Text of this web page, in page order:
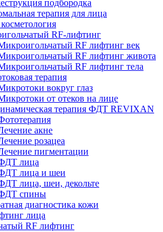
подбородка
терапия для лица
RF-лифтинг
RF лифтинг век
RF лифтинг живота
RF лифтинг тела
терапия
вокруг глаз
от отеков на лице
терапия ФДТ REVIXAN
акне
розацеа
пигментации
лица
лица и шеи
лица, шеи, декольте
спины
диагностика кожи
лица
RF лифтинг